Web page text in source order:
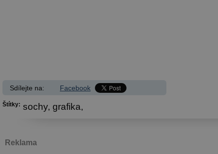
Sdílejte na: Facebook
Štítky: sochy, grafika,
Reklama